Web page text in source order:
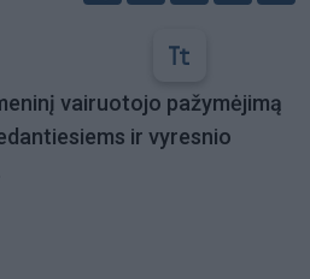
vairuotojo pažymėjimą
ir vyresnio